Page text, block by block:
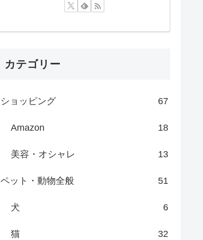
カテゴリー
ショッピング 67
Amazon 18
美容・オシャレ 13
ペット・動物全般 51
犬 6
猫 32